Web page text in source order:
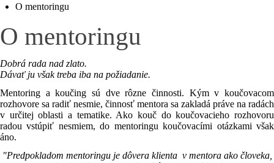
O mentoringu
O mentoringu
Dobrá rada nad zlato.
Dávať ju však treba iba na požiadanie.
Mentoring a koučing sú dve rôzne činnosti. Kým v koučovacom
rozhovore sa radiť nesmie, činnosť mentora sa zakladá práve na radách
v určitej oblasti a tematike. Ako kouč do koučovacieho rozhovoru
radou vstúpiť nesmiem, do mentoringu koučovacími otázkami však
áno.
"Predpokladom mentoringu je dôvera klienta v mentora ako človeka,